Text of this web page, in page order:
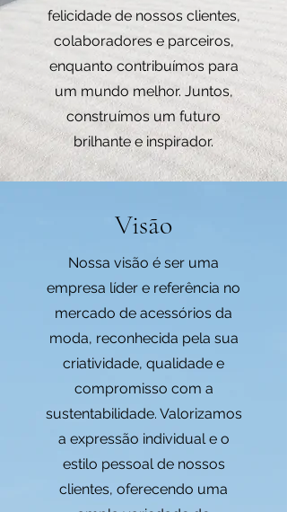
felicidade de nossos clientes,
colaboradores e parceiros,
enquanto contribuímos para
um mundo melhor. Juntos,
construímos um futuro
brilhante e inspirador.
Visão
Nossa visão é ser uma
empresa líder e referência no
mercado de acessórios da
moda, reconhecida pela sua
criatividade, qualidade e
compromisso com a
sustentabilidade. Valorizamos
a expressão individual e o
estilo pessoal de nossos
clientes, oferecendo uma